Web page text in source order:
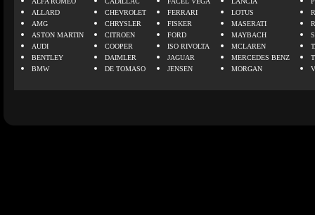
ALLARD
AMG
ASTON MARTIN
AUDI
BENTLEY
BMW
CHEVROLET
CHRYSLER
CITROEN
COOPER
DAIMLER
DE TOMASO
FERRARI
FISKER
FORD
ISO RIVOLTA
JAGUAR
JENSEN
LOTUS
MASERATI
MAYBACH
MCLAREN
MERCEDES BENZ
MORGAN